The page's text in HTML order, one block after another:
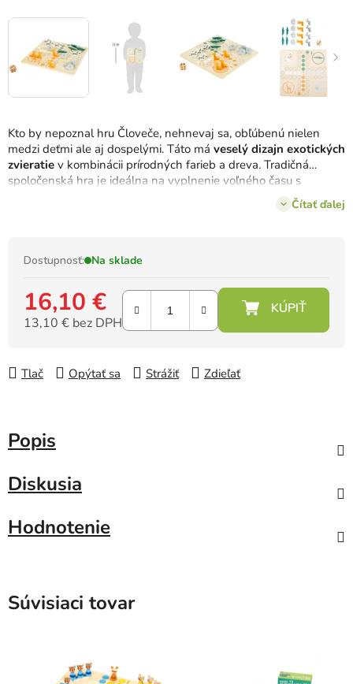
Kto by nepoznal hru Človeče, nehnevaj sa, obľúbenú nielen
medzi deťmi ale aj dospelými. Táto má veselý dizajn exotických
zvieratie v kombinácii prírodných farieb a dreva. Tradičná
spoločenská hra je ideálna na vyplnenie voľného času s
kamarátmi či celou rodinou. Ktorým panáčikom budete hrať?Čítať ďalej
Dostupnosť: Na sklade
16,10 €
13,10 € bez DPH
Tlač
Opýtať sa Strážiť Zdieľať
Popis
Diskusia
Hodnotenie
Súvisiaci tovar